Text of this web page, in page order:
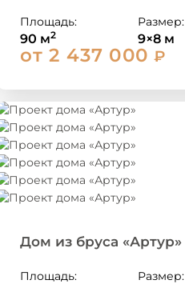
Площадь:
90 м2
Размер:
9×8 м
от 2 437 000 ₽
Дом из бруса «Артур»
Площадь: Размер: